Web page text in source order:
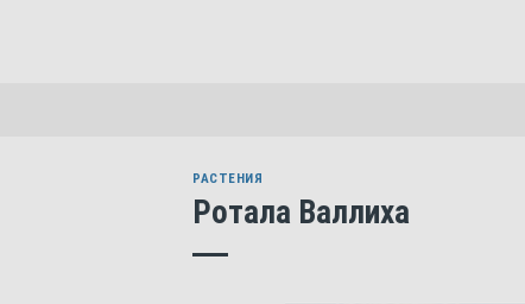
РАСТЕНИЯ
Ротала Валлиха